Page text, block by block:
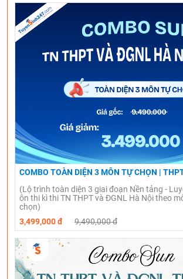
COMBO TOÀN DIỆN 3 MÔN TỰ CHỌN |
(Lộ trình toàn diện 3 giai đoạn Nền tảng -
ôn thi kì thi TN THPT và ĐGNL Hà Nội theo
chọn)
3,499,000 đ
9,490,000 đ